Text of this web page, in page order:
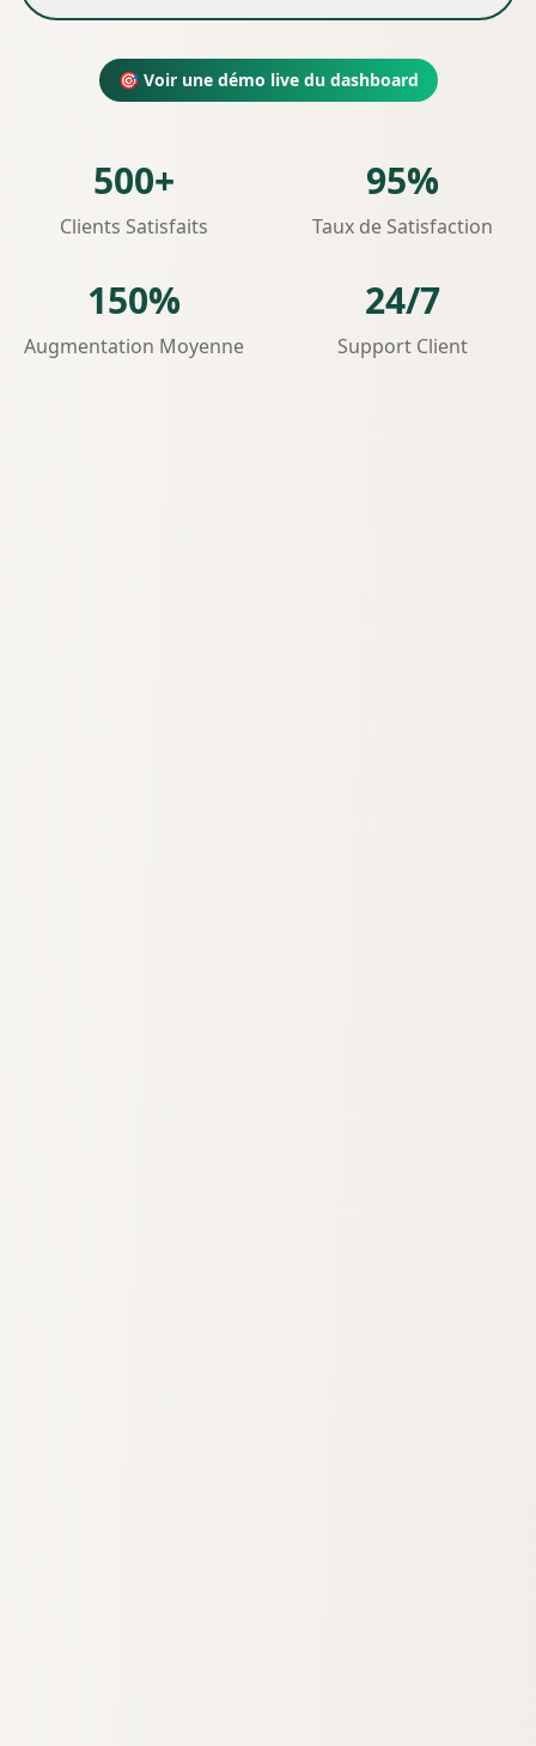
🎯 Voir une démo live du dashboard
500+
Clients Satisfaits
95%
Taux de Satisfaction
150%
Augmentation Moyenne
24/7
Support Client